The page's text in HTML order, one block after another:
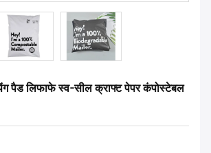
पैड लिफाफे स्व-सील क्राफ्ट पेपर कंपोस्टेबल